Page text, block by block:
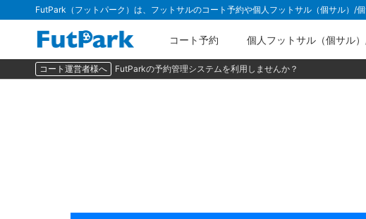
FutPark（フットパーク）は、フットサルのコート予約や個人フットサル（個サル）/
コート予約 個人フットサル（個サル
コート運営者様へ FutParkの予約管理システムを利用しませんか？